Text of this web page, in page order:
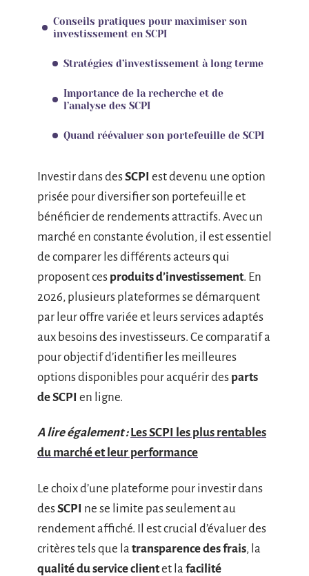
Conseils pratiques pour maximiser son
investissement en SCPI
Stratégies d’investissement à long terme
Importance de la recherche et de
l’analyse des SCPI
Quand réévaluer son portefeuille de SCPI
Investir dans desSCPI est devenu une option
prisée pour diversifier son portefeuille et
bénéficier de rendements attractifs. Avec un
marché en constante évolution, il est essentiel
de comparer les différents acteurs qui
proposent ces produits d’investissement. En
2026, plusieurs plateformes se démarquent
par leur offre variée et leurs services adaptés
aux besoins des investisseurs. Ce comparatif a
pour objectif d’identifier les meilleures
options disponibles pour acquérir des parts
de SCPI en ligne.
A lire également : Les SCPI les plus rentables
du marché et leur performance
Le choix d’une plateforme pour investir dans
desSCPI ne se limite pas seulement au
rendement affiché. Il est crucial d’évaluer des
critères tels que la transparence des frais, la
qualité du service clientet la facilité